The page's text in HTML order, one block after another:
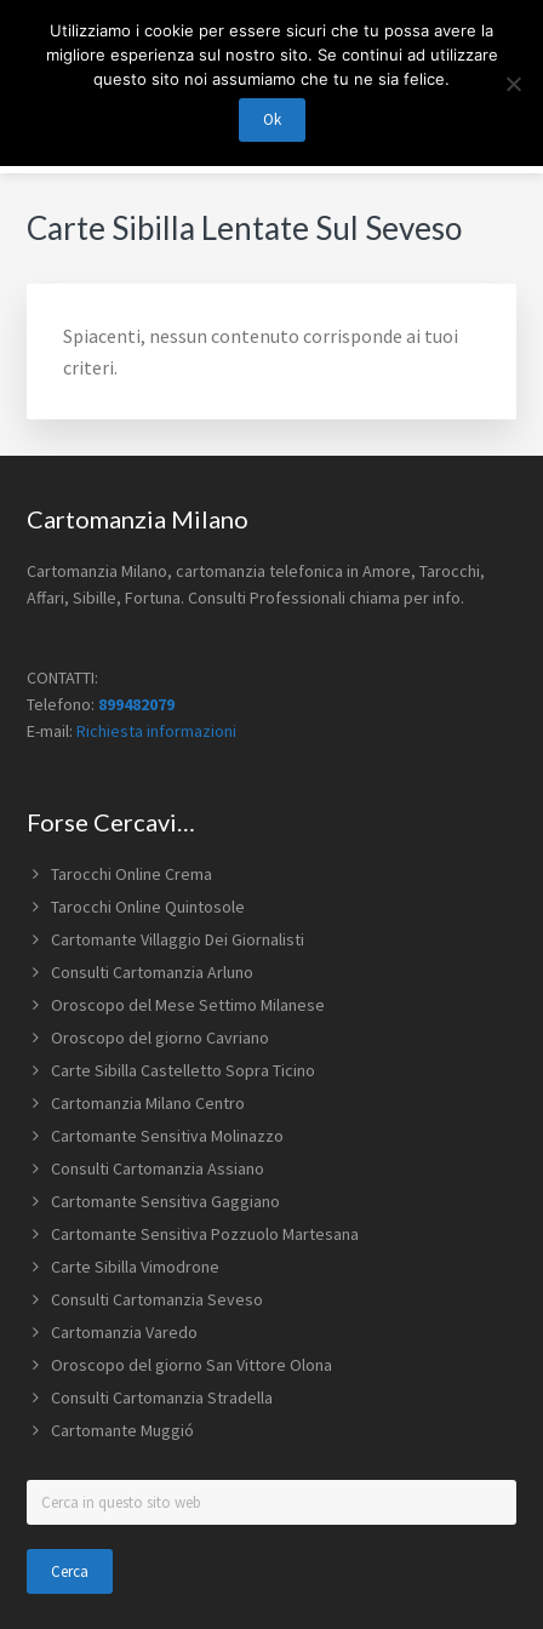
navigazione
CARTOMANZIA MILANO
Cartomanzia Milano, cartomanzia telefonica in Amore,
Tarocchi, Affari, Sibille, Fortuna. Consulti Professionali
chiama per info.
Carte Sibilla Lentate Sul Seveso
Spiacenti, nessun contenuto corrisponde ai tuoi
criteri.
Footer
Cartomanzia Milano
Cartomanzia Milano, cartomanzia telefonica in Amore, Tarocchi,
Affari, Sibille, Fortuna. Consulti Professionali chiama per info.
CONTATTI:
Telefono: 899482079
E-mail:Richiesta informazioni
Forse Cercavi…
Tarocchi Online Crema
Tarocchi Online Quintosole
Cartomante Villaggio Dei Giornalisti
Consulti Cartomanzia Arluno
Oroscopo del Mese Settimo Milanese
Oroscopo del giorno Cavriano
Carte Sibilla Castelletto Sopra Ticino
Cartomanzia Milano C​entro​
Cartomante Sensitiva Molinazzo
Consulti Cartomanzia Assiano
Cartomante Sensitiva Gaggiano
Cartomante Sensitiva Pozzuolo Martesana
Carte Sibilla Vimodrone
Consulti Cartomanzia Seveso
Cartomanzia Varedo
Oroscopo del giorno San Vittore Olona
Consulti Cartomanzia Stradella
Cartomante Muggió
Cerca
in
questo
sito
web
Utilizziamo i cookie per essere sicuri che tu possa avere la
migliore esperienza sul nostro sito. Se continui ad utilizzare
questo sito noi assumiamo che tu ne sia felice.
Ok